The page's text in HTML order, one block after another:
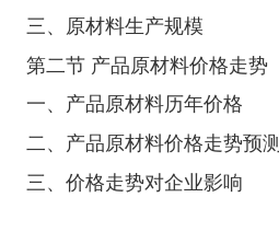
三、原材料生产规模
第二节 产品原材料价格走势
一、产品原材料历年价格
二、产品原材料价格走势预测
三、价格走势对企业影响